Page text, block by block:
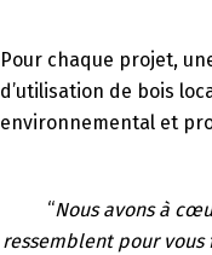
Pour chaque projet,
d’utilisation de bois
environnemental et
“Nous avons à
ressemblent pour